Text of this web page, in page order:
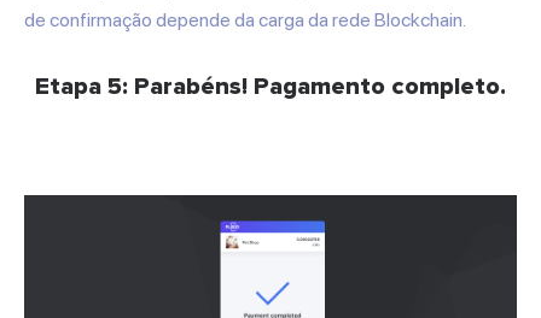
de confirmação depende da carga da rede Blockchain.
Etapa 5: Parabéns! Pagamento completo.